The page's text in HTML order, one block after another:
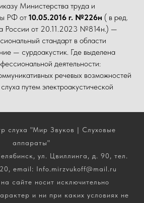
Министерства труда и
РФ от 10.05.2016 г. №226н ( в ред.
России от 20.11.2023 №814н.) —
стандарт в области
— сурдоакустик. Где выделена
деятельности:
речевых возможностей
путем электроакустической
слуха "Мир Звуков | Слуховые
аппараты"
ул. Цвиллинга, д. 90, тел.
email: Info.mirzvukoff@mail.ru
сайте носит исключительно
и ни при каких условиях не